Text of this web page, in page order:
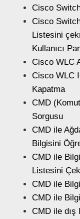
Cisco
Cisco
Listesini
Kullanıcı
Cisco WLC
Cisco WLC
Kapatma
CMD
Sorgusu
CMD ile
Bilgisini
CMD ile
Listesini
CMD ile
CMD ile
CMD ile dış